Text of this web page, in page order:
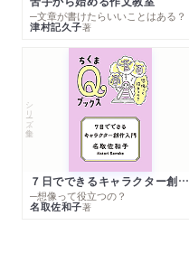
─文章が書けたらいいことはある？
津村記久子著
シリーズ・全集
７日でできるキャラクター創作入門
─想像って役立つの？
名取佐和子著